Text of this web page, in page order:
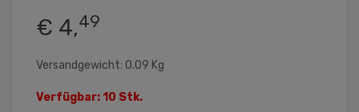
€ 4,49
Versandgewicht: 0.09 Kg
Verfügbar: 10 Stk.